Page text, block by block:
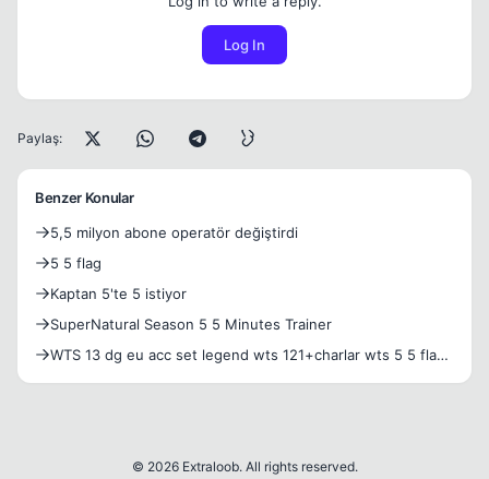
Log In
Paylaş:
Benzer Konular
5,5 milyon abone operatör değiştirdi
5 5 flag
Kaptan 5'te 5 istiyor
SuperNatural Season 5 5 Minutes Trainer
WTS 13 dg eu acc set legend wts 121+charlar wts 5 5 flag
© 2026 Extraloob. All rights reserved.